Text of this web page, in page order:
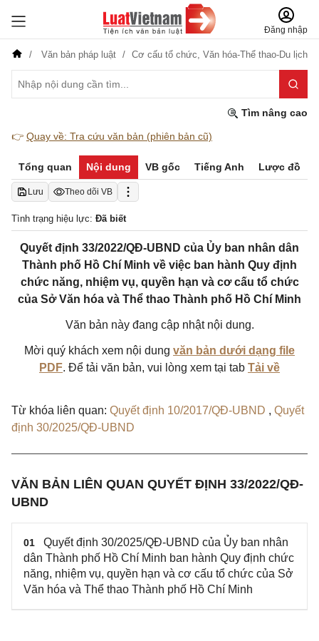
Đăng nhập
Văn bản pháp luật Cơ cấu tổ chức, Văn hóa-Thể thao-Du lịch
Tìm nâng cao
👉 Quay về: Tra cứu văn bản (phiên bản cũ)
Tổng quan Nội dung VB gốc Tiếng Anh Lược đồ
Lưu Theo dõi VB
Tình trạng hiệu lực: Đã biết
Quyết định 33/2022/QĐ-UBND của Ủy ban nhân dân
Thành phố Hồ Chí Minh về việc ban hành Quy định
chức năng, nhiệm vụ, quyền hạn và cơ cấu tổ chức
của Sở Văn hóa và Thể thao Thành phố Hồ Chí Minh
Văn bản này đang cập nhật nội dung.
Mời quý khách xem nội dung văn bản dưới dạng file
PDF. Để tải văn bản, vui lòng xem tại tab Tải về
Từ khóa liên quan: Quyết định 10/2017/QĐ-UBND , Quyết
định 30/2025/QĐ-UBND
VĂN BẢN LIÊN QUAN QUYẾT ĐỊNH 33/2022/QĐ-
UBND
01
Quyết định 30/2025/QĐ-UBND của Ủy ban nhân
dân Thành phố Hồ Chí Minh ban hành Quy định chức
năng, nhiệm vụ, quyền hạn và cơ cấu tổ chức của Sở
Văn hóa và Thể thao Thành phố Hồ Chí Minh